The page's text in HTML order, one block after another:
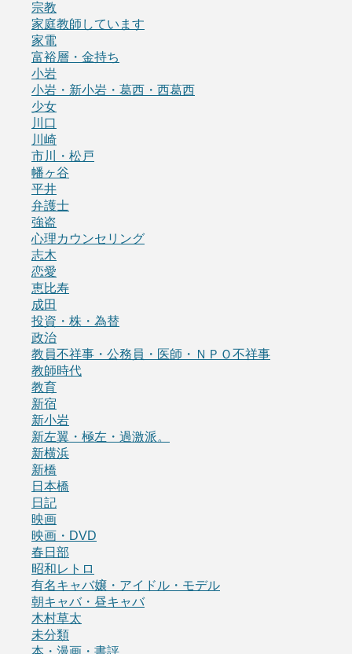
宗教
家庭教師しています
家電
富裕層・金持ち
小岩
小岩・新小岩・葛西・西葛西
少女
川口
川崎
市川・松戸
幡ヶ谷
平井
弁護士
強盗
心理カウンセリング
志木
恋愛
恵比寿
成田
投資・株・為替
政治
教員不祥事・公務員・医師・ＮＰＯ不祥事
教師時代
教育
新宿
新小岩
新左翼・極左・過激派。
新横浜
新橋
日本橋
日記
映画
映画・DVD
春日部
昭和レトロ
有名キャバ嬢・アイドル・モデル
朝キャバ・昼キャバ
木村草太
未分類
本・漫画・書評